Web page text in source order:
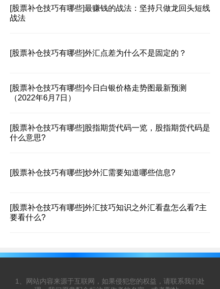
[股票补仓技巧有哪些]最赚钱的战法：坚持只做龙回头短线
战法
[股票补仓技巧有哪些]外汇点差为什么不是固定的？
[股票补仓技巧有哪些]今日白银价格走势图最新预测
（2022年6月7日）
[股票补仓技巧有哪些] 股指期货代码一览，股指期货代码是
什么意思?
[股票补仓技巧有哪些]炒外汇需要知道哪些信息?
[股票补仓技巧有哪些]外汇技巧知识之外汇看盘怎么看?主
要看什么?
1、网站内容来源于互联网，如果侵犯您的权益，请联系我们处